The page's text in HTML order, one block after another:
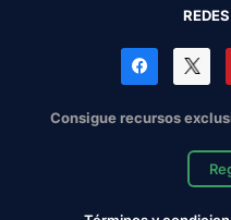
Consigue recursos